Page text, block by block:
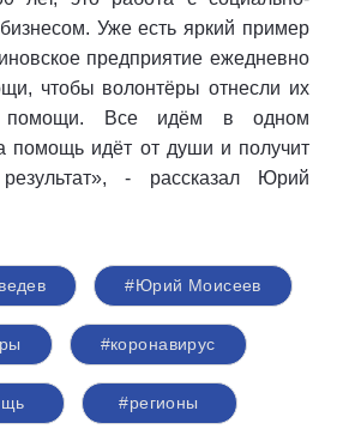
Уже есть яркий пример
предприятие ежедневно
чтобы волонтёры отнесли их
помощи. Все идём в одном
помощь идёт от души и получит
результат», - рассказал Юрий
#Юрий Моисеев
#коронавирус
#регионы